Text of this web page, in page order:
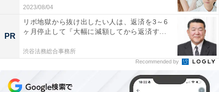
2023/08/04
PR
リボ地獄から抜け出したい人は、返済を3～6
ヶ月停止して『大幅に減額してから返済す...
渋谷法務総合事務所
Recommended by